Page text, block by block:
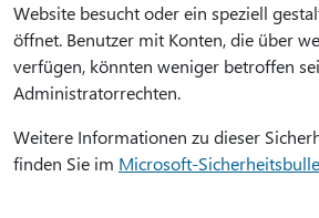
Website besucht oder ein speziell
öffnet. Benutzer mit Konten, die über
verfügen, könnten weniger betroffen
Administratorrechten.
Weitere Informationen zu dieser
finden Sie im Microsoft-